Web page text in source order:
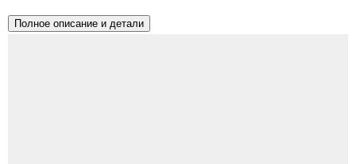
Полное описание и детали